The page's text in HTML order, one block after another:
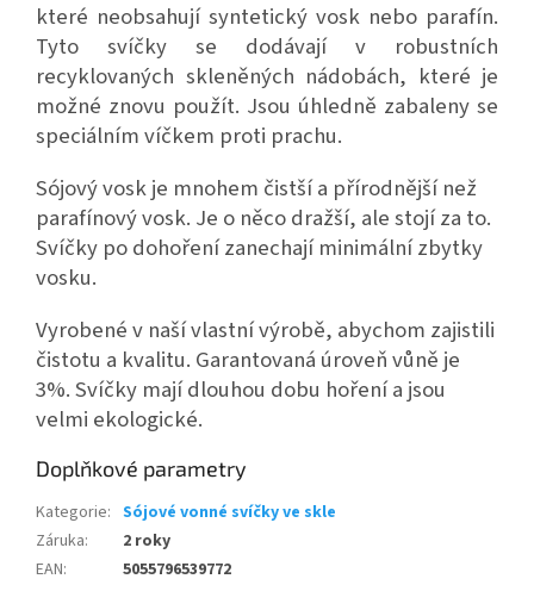
které neobsahují syntetický vosk nebo parafín.
Tyto svíčky se dodávají v robustních
recyklovaných skleněných nádobách, které je
možné znovu použít. Jsou úhledně zabaleny se
speciálním víčkem proti prachu.
Sójový vosk je mnohem čistší a přírodnější než
parafínový vosk. Je o něco dražší, ale stojí za to.
Svíčky po dohoření zanechají minimální zbytky
vosku.
Vyrobené v naší vlastní výrobě, abychom zajistili
čistotu a kvalitu. Garantovaná úroveň vůně je
3%. Svíčky mají dlouhou dobu hoření a jsou
velmi ekologické.
Doplňkové parametry
Kategorie: Sójové vonné svíčky ve skle
Záruka:
2 roky
EAN: 5055796539772